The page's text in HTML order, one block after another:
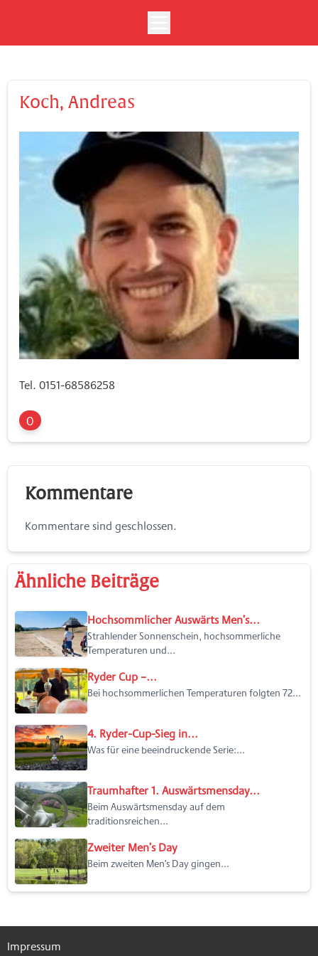
Koch, Andreas
Tel. 0151-68586258
0
Kommentare
Kommentare sind geschlossen.
Ähnliche Beiträge
Hochsommlicher Auswärts Men’s...
Strahlender Sonnenschein, hochsommerliche
Temperaturen und...
Ryder Cup –...
Bei hochsommerlichen Temperaturen folgten 72...
4. Ryder-Cup-Sieg in...
Was für eine beeindruckende Serie:...
Traumhafter 1. Auswärtsmensday...
Beim Auswärtsmensday auf dem
traditionsreichen...
Zweiter Men’s Day
Beim zweiten Men’s Day gingen...
Impressum